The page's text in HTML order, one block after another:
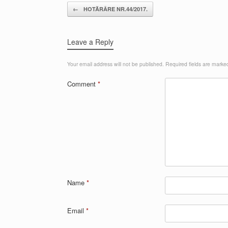
Post navigation
← HOTĂRÂRE NR.44/2017.
Leave a Reply
Your email address will not be published. Required fields are
Comment *
Name *
Email *